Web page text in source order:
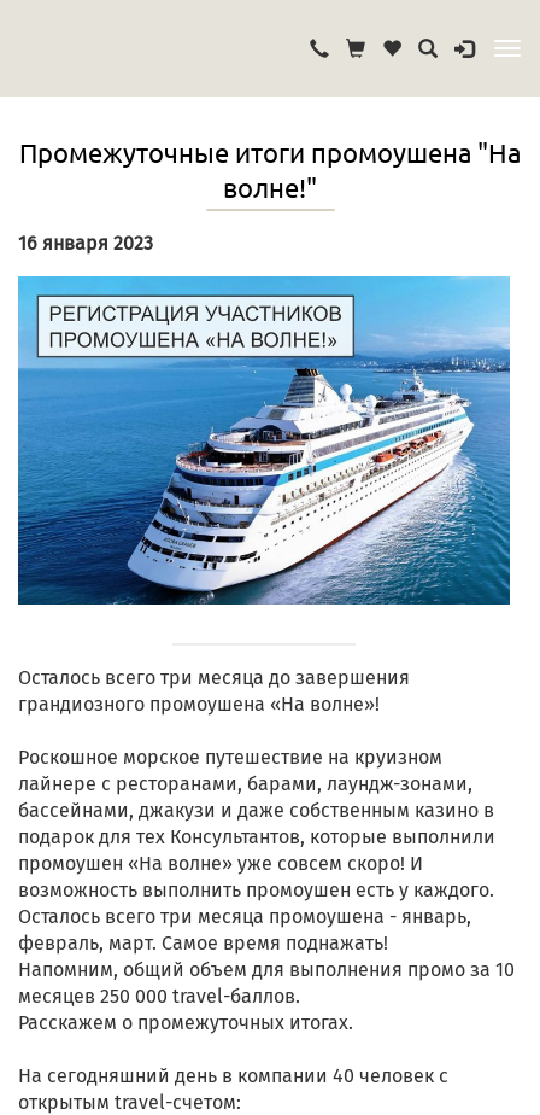
Промежуточные итоги промоушена "На
волне!"
16 января 2023
Осталось всего три месяца до завершения
грандиозного промоушена «На волне»!
Роскошное морское путешествие на круизном
лайнере с ресторанами, барами, лаундж-зонами,
бассейнами, джакузи и даже собственным казино в
подарок для тех Консультантов, которые выполнили
промоушен «На волне» уже совсем скоро! И
возможность выполнить промоушен есть у каждого.
Осталось всего три месяца промоушена - январь,
февраль, март. Самое время поднажать!
Напомним, общий объем для выполнения промо за 10
месяцев 250 000 travel-баллов.
Расскажем о промежуточных итогах.
На сегодняшний день в компании 40 человек с
открытым travel-счетом: